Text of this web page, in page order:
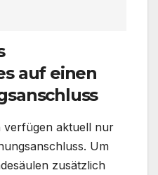
auf einen
verfügen aktuell nur
Um
zusätzlich